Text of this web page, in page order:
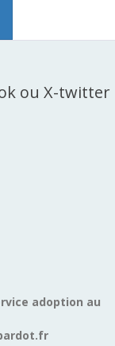
ou X-twitter
adoption au